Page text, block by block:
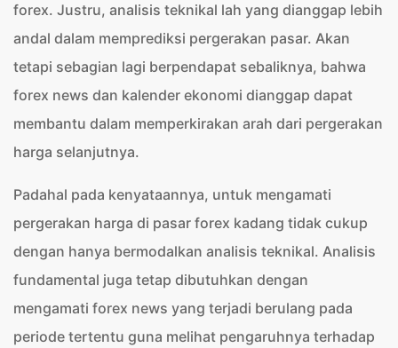
forex. Justru, analisis teknikal lah yang dianggap lebih
andal dalam memprediksi pergerakan pasar. Akan
tetapi sebagian lagi berpendapat sebaliknya, bahwa
forex news dan kalender ekonomi dianggap dapat
membantu dalam memperkirakan arah dari pergerakan
harga selanjutnya.
Padahal pada kenyataannya, untuk mengamati
pergerakan harga di pasar forex kadang tidak cukup
dengan hanya bermodalkan analisis teknikal. Analisis
fundamental juga tetap dibutuhkan dengan
mengamati forex news yang terjadi berulang pada
periode tertentu guna melihat pengaruhnya terhadap